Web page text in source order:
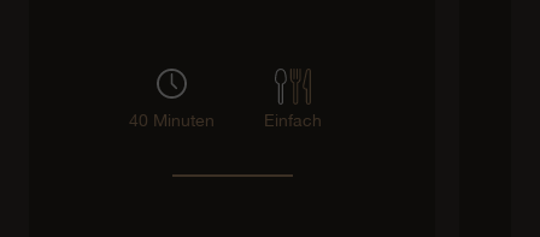
40 Minuten Einfach